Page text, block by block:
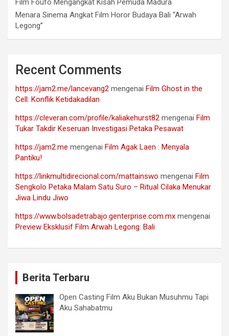
Film Foufo Mengangkat Kisah Pemuda Madura
Menara Sinema Angkat Film Horor Budaya Bali “Arwah
Legong”
Recent Comments
https://jam2.me/lancevang2 mengenai Film Ghost in the
Cell: Konflik Ketidakadilan
https://cleveran.com/profile/kaliakehurst82 mengenai Film
Tukar Takdir Keseruan Investigasi Petaka Pesawat
https://jam2.me mengenai Film Agak Laen : Menyala
Pantiku!
https://linkmultidirecional.com/mattainswo mengenai Film
Sengkolo Petaka Malam Satu Suro – Ritual Cilaka Menukar
Jiwa Lindu Jiwo
https://www.bolsadetrabajo.genterprise.com.mx mengenai
Preview Eksklusif Film Arwah Legong: Bali
Berita Terbaru
Open Casting Film Aku Bukan Musuhmu Tapi
Aku Sahabatmu